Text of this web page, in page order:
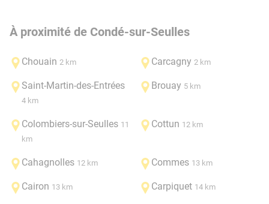
À proximité de Condé-sur-Seulles
Chouain 2 km Carcagny 2 km
Saint-Martin-des-Entrées
4 km
Brouay 5 km
Colombiers-sur-Seulles 11
km
Cottun 12 km
Cahagnolles 12 km Commes 13 km
Cairon 13 km Carpiquet 14 km